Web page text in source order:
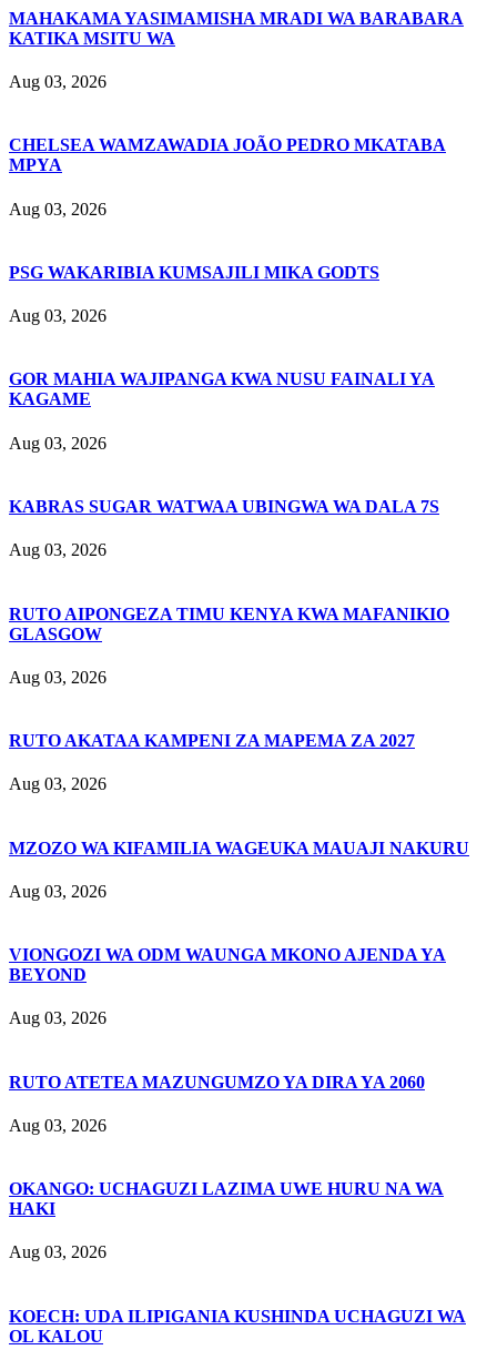
MAHAKAMA YASIMAMISHA MRADI WA BARABARA
KATIKA MSITU WA
Aug 03, 2026
CHELSEA WAMZAWADIA JOÃO PEDRO MKATABA
MPYA
Aug 03, 2026
PSG WAKARIBIA KUMSAJILI MIKA GODTS
Aug 03, 2026
GOR MAHIA WAJIPANGA KWA NUSU FAINALI YA
KAGAME
Aug 03, 2026
KABRAS SUGAR WATWAA UBINGWA WA DALA 7S
Aug 03, 2026
RUTO AIPONGEZA TIMU KENYA KWA MAFANIKIO
GLASGOW
Aug 03, 2026
RUTO AKATAA KAMPENI ZA MAPEMA ZA 2027
Aug 03, 2026
MZOZO WA KIFAMILIA WAGEUKA MAUAJI NAKURU
Aug 03, 2026
VIONGOZI WA ODM WAUNGA MKONO AJENDA YA
BEYOND
Aug 03, 2026
RUTO ATETEA MAZUNGUMZO YA DIRA YA 2060
Aug 03, 2026
OKANGO: UCHAGUZI LAZIMA UWE HURU NA WA
HAKI
Aug 03, 2026
KOECH: UDA ILIPIGANIA KUSHINDA UCHAGUZI WA
OL KALOU